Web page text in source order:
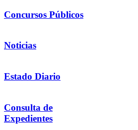
Concursos Públicos
Noticias
Estado Diario
Consulta de
Expedientes